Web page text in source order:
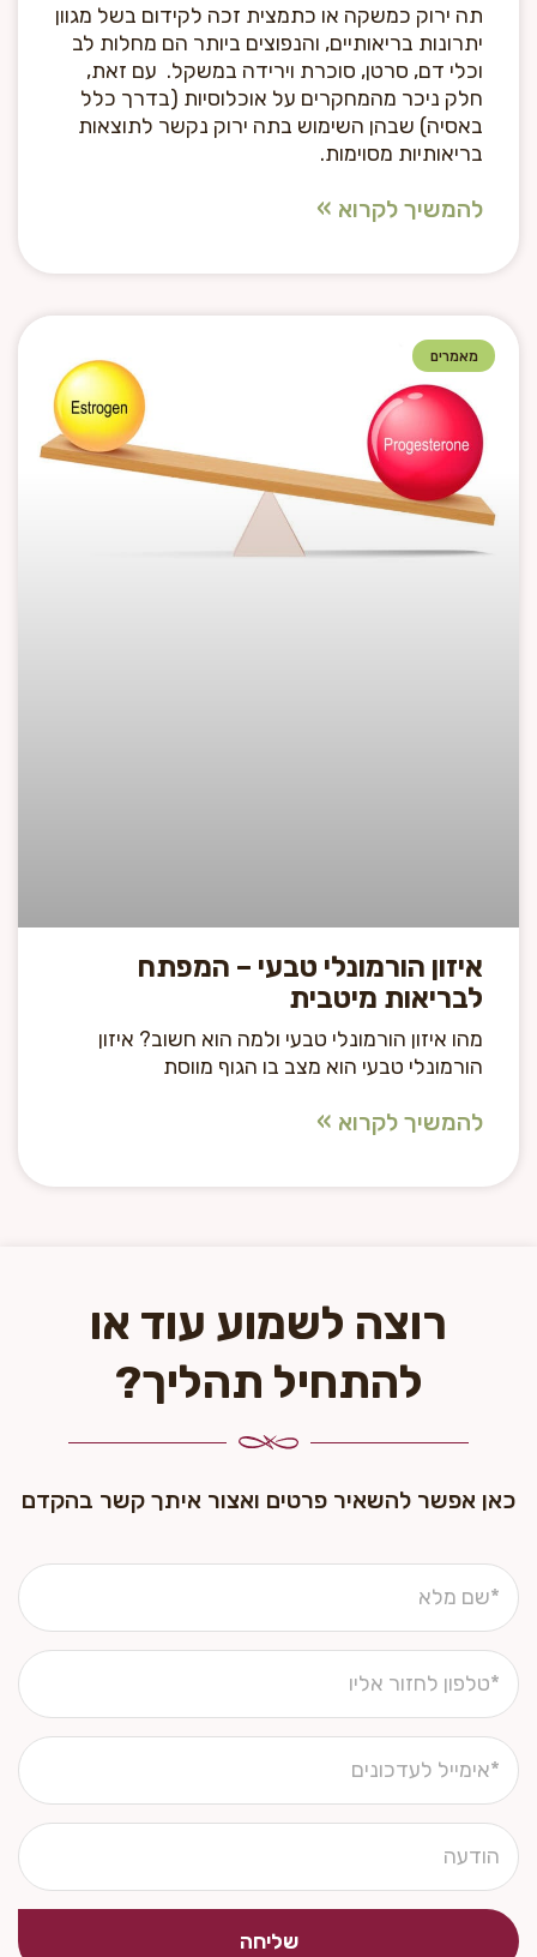
תה ירוק כמשקה או כתמצית זכה לקידום בשל מגוון
יתרונות בריאותיים, והנפוצים ביותר הם מחלות לב
וכלי דם, סרטן, סוכרת וירידה במשקל. עם זאת,
חלק ניכר מהמחקרים על אוכלוסיות (בדרך כלל
באסיה) שבהן השימוש בתה ירוק נקשר לתוצאות
בריאותיות מסוימות.
להמשיך לקרוא »
מאמרים
איזון הורמונלי טבעי – המפתח
לבריאות מיטבית
מהו איזון הורמונלי טבעי ולמה הוא חשוב? איזון
הורמונלי טבעי הוא מצב בו הגוף מווסת
להמשיך לקרוא »
רוצה לשמוע עוד או
להתחיל תהליך?
כאן אפשר להשאיר פרטים ואצור איתך קשר בהקדם
שליחה